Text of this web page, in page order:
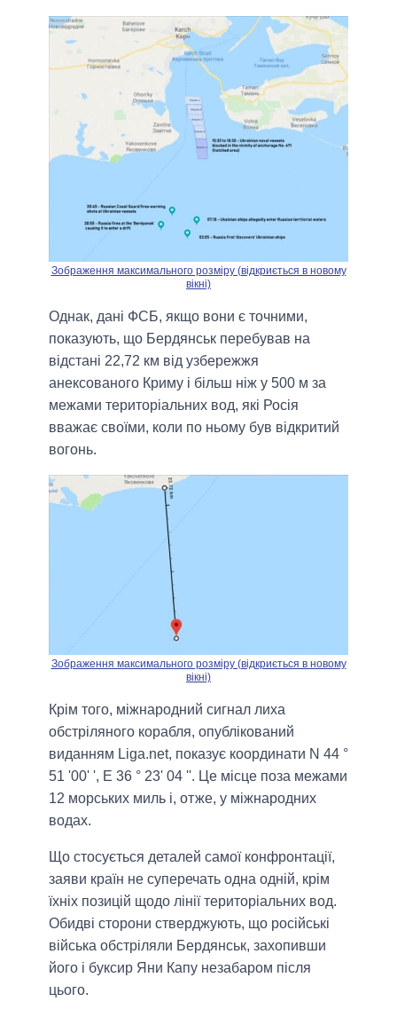
Зображення максимального розміру (відкриється в новому
вікні)
Однак, дані ФСБ, якщо вони є точними,
показують, що Бердянськ перебував на
відстані 22,72 км від узбережжя
анексованого Криму і більш ніж у 500 м за
межами територіальних вод, які Росія
вважає своїми, коли по ньому був відкритий
вогонь.
Зображення максимального розміру (відкриється в новому
вікні)
Крім того, міжнародний сигнал лиха
обстріляного корабля, опублікований
виданням Liga.net, показує координати N 44 °
51 '00' ', E 36 ° 23' 04 ''. Це місце поза межами
12 морських миль і, отже, у міжнародних
водах.
Що стосується деталей самої конфронтації,
заяви країн не суперечать одна одній, крім
їхніх позицій щодо лінії територіальних вод.
Обидві сторони стверджують, що російські
війська обстріляли Бердянськ, захопивши
його і буксир Яни Капу незабаром після
цього.